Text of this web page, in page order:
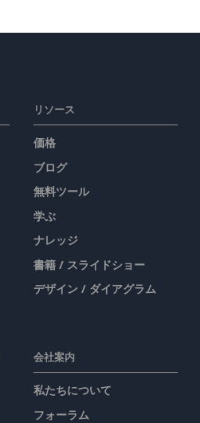
リソース
価格
ブログ
無料ツール
学ぶ
ナレッジ
書籍 / スライドショー
デザイン / ダイアグラム
会社案内
私たちについて
フォーラム